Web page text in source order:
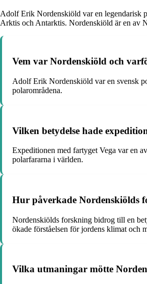
Adolf Erik Nordenskiöld var en legendarisk
Arktis och Antarktis. Nordenskiöld är en av
Vem var Nordenskiöld och
Adolf Erik Nordenskiöld var en svensk
polarområdena.
Vilken betydelse hade
Expeditionen med fartyget Vega var en
polarfararna i världen.
Hur påverkade Nordenskiölds
Nordenskiölds forskning bidrog till en
ökade förståelsen för jordens klimat och
Vilka utmaningar mötte